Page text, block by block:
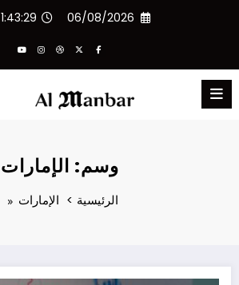
06/08/2026
1:43:30 PM
وسم: الإمارات
الرئيسية الإمارات